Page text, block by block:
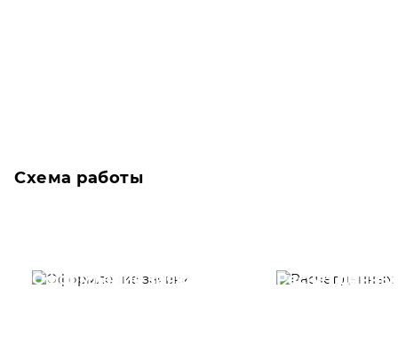
Схема работы
Оформление заявки Расчет